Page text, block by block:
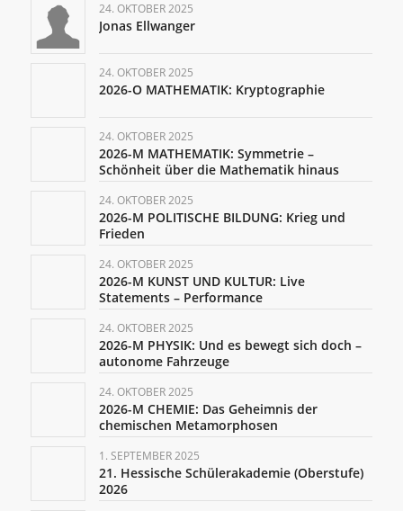
24. OKTOBER 2025
Jonas Ellwanger
24. OKTOBER 2025
2026-O MATHEMATIK: Kryptographie
24. OKTOBER 2025
2026-M MATHEMATIK: Symmetrie –
Schönheit über die Mathematik hinaus
24. OKTOBER 2025
2026-M POLITISCHE BILDUNG: Krieg und
Frieden
24. OKTOBER 2025
2026-M KUNST UND KULTUR: Live
Statements – Performance
24. OKTOBER 2025
2026-M PHYSIK: Und es bewegt sich doch –
autonome Fahrzeuge
24. OKTOBER 2025
2026-M CHEMIE: Das Geheimnis der
chemischen Metamorphosen
1. SEPTEMBER 2025
21. Hessische Schülerakademie (Oberstufe)
2026